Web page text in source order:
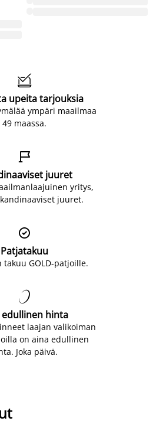

upeita tarjouksia
ympäri maailmaa
49 maassa.

juuret
yritys,
juuret.

Patjatakuu
takuu GOLD-patjoille.

edullinen hinta
laajan valikoiman
on aina edullinen
Joka päivä.